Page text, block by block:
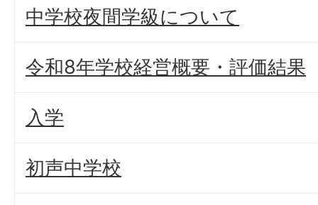
中学校夜間学級について
令和8年学校経営概要・評価結果
入学
初声中学校